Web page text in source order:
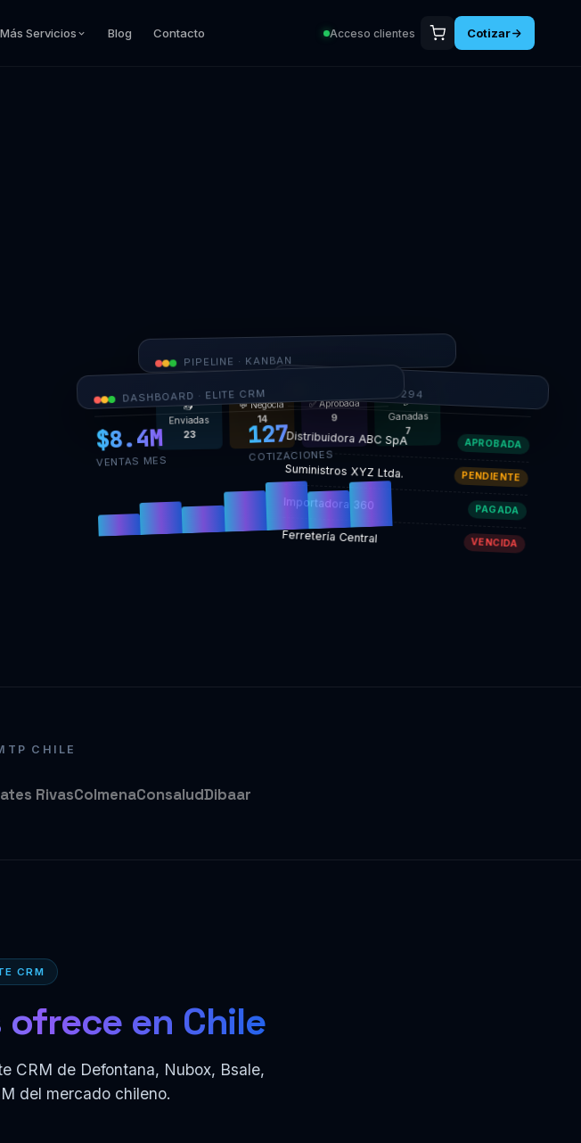
Más Servicios Blog Contacto Acceso clientes Cotizar
DASHBOARD · ELITE CRM
$8.4M
VENTAS MES
127
COTIZACIONES
COTIZACIÓN 0294
Distribuidora ABC SpA APROBADA
Suministros XYZ Ltda. PENDIENTE
Importadora 360 PAGADA
Ferretería Central VENCIDA
PIPELINE · KANBAN
📥
Enviadas
23
💬 Negocia
14
✅ Aprobada
9
🎉
Ganadas
7
CHILE
RivasColmenaConsaludDibaar
CRM
ofrece en Chile
CRM de Defontana, Nubox, Bsale,
del mercado chileno.